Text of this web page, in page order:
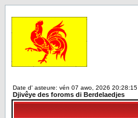
Date d' asteure: vén 07 awo, 2026 20:28:15
Djivêye des foroms di Berdelaedjes